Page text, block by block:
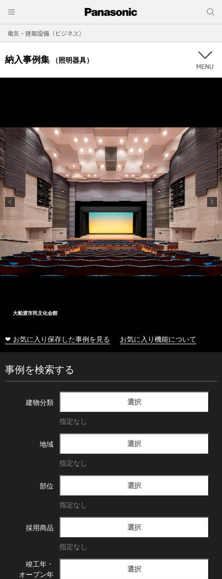
電気・建築設備（ビジネス）
納入事例集 （照明器具）
大船渡市民文化会館
❤ お気に入り保存した事例を見る お気に入り機能について
事例を検索する
建物分類 選択
指定なし
地域 選択
指定なし
部位 選択
指定なし
採用商品 選択
指定なし
竣工年・
オープン年
選択